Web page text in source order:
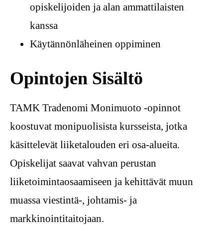
opiskelijoiden ja alan ammattilaisten
kanssa
Käytännönläheinen oppiminen
Opintojen Sisältö
TAMK Tradenomi Monimuoto -opinnot
koostuvat monipuolisista kursseista, jotka
käsittelevät liiketalouden eri osa-alueita.
Opiskelijat saavat vahvan perustan
liiketoimintaosaamiseen ja kehittävät muun
muassa viestintä-, johtamis- ja
markkinointitaitojaan.